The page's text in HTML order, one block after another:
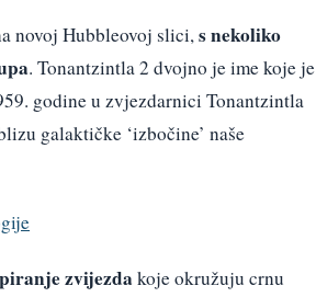
novoj Hubbleovoj slici,s nekoliko
. Tonantzintla 2 dvojno je ime koje je
godine u zvjezdarnici Tonantzintla
galaktičke ‘izbočine’ naše
zvijezda koje okružuju crnu